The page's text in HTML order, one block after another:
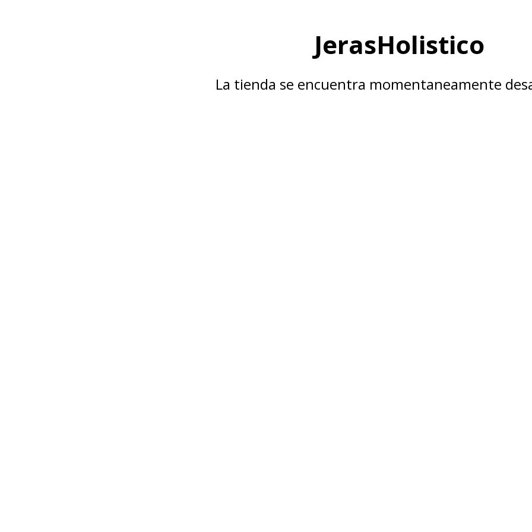
JerasHolistico
La tienda se encuentra momentaneamente